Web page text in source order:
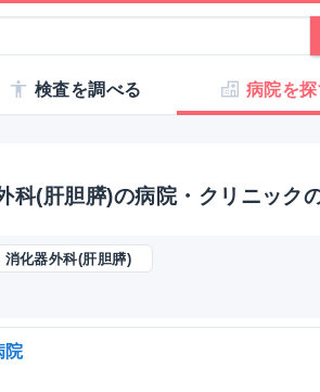
検査を調べる 病院を
科(肝胆膵)の病院・クリニック
消化器外科(肝胆膵)
院